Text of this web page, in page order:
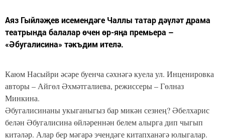
Аяз Гыйләҗев исемендәге Чаллы татар дәүләт драма
театрында балалар өчен өр-яңа премьера –
«Әбугалисина» тәкъдим ителә.
Каюм Насыйри әсәре буенча сәхнәгә куела ул. Инценировка
авторы – Айгөл Әхмәтгалиева, режиссеры – Гөлназ
Минкина.
Әбугалисинаны укыганыгыз бар микән сезнең? Әбелхарис
белән Әбугалисина өйләреннән белем алырга дип чыгып
китәләр. Алар бер мәгарә эчендәге китапханәгә юлыгалар.